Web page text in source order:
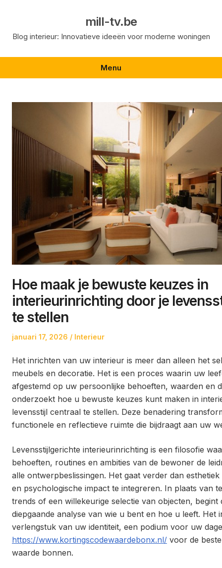
content
mill-tv.be
Blog interieur: Innovatieve ideeën voor moderne woningen
Menu
Hoe maak je bewuste keuzes in
interieurinrichting door je
te stellen
Posted
januari 17, 2026
Posted
Interieur
Het inrichten van uw interieur is meer dan alleen het
meubels en decoratie. Het is een proces waarin uw
afgestemd op uw persoonlijke behoeften, waarden en
onderzoekt hoe u bewuste keuzes kunt maken in
levensstijl centraal te stellen. Deze benadering
functionele en reflectieve ruimte die bijdraagt aan uw
Levensstijlgerichte interieurinrichting is een filosofie
behoeften, routines en ambities van de bewoner de
alle ontwerpbeslissingen. Het gaat verder dan
en psychologische impact te integreren. In plaats van
trends of een willekeurige selectie van objecten, begint
diepgaande analyse van wie u bent en hoe u leeft. Het
verlengstuk van uw identiteit, een podium voor uw
https://www.kortingscodewaardebonx.nl/ voor de
waarde bonnen.